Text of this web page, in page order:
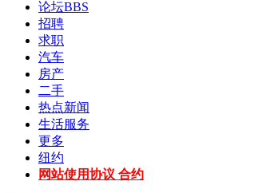
论坛BBS
招聘
求职
汽车
房产
二手
热点新闻
生活服务
更多
纽约
网站使用协议 合约